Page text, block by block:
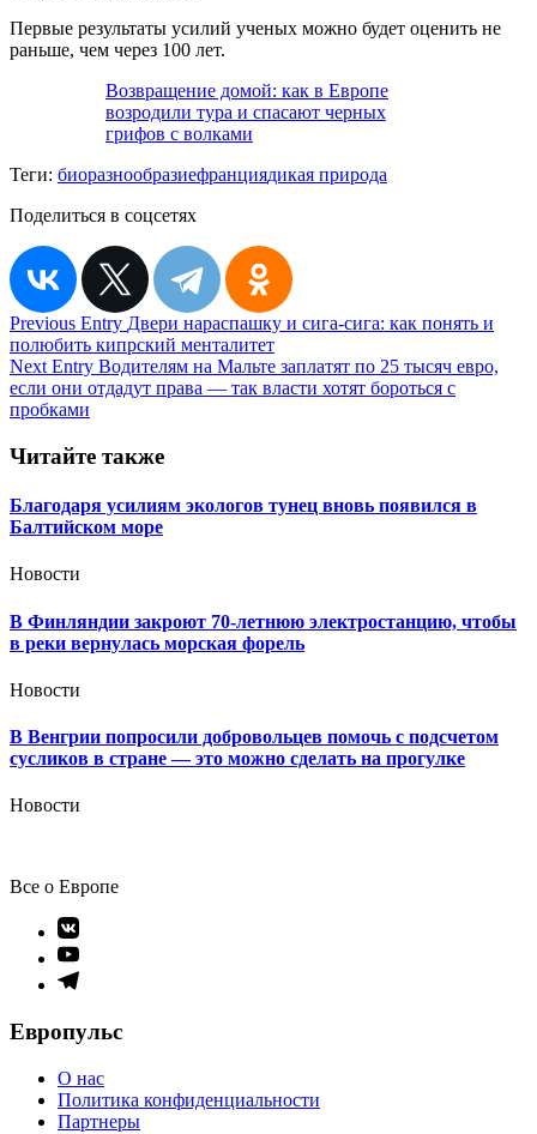
Первые результаты усилий ученых можно будет оценить не
раньше, чем через 100 лет.
Возвращение домой: как в Европе
возродили тура и спасают черных
грифов с волками
Теги: биоразнообразиефранциядикая природа
Поделиться в соцсетях
Навигация
по
записям
Previous Entry Двери нараспашку и сига-сига: как понять и
полюбить кипрский менталитет
Next Entry Водителям на Мальте заплатят по 25 тысяч евро,
если они отдадут права — так власти хотят бороться с
пробками
Читайте также
Благодаря усилиям экологов тунец вновь появился в
Балтийском море
Новости
В Финляндии закроют 70-летнюю электростанцию, чтобы
в реки вернулась морская форель
Новости
В Венгрии попросили добровольцев помочь с подсчетом
сусликов в стране — это можно сделать на прогулке
Новости
Все о Европе
Элемент
меню
Элемент
меню
Элемент
Европульс
О нас
Политика конфиденциальности
Партнеры